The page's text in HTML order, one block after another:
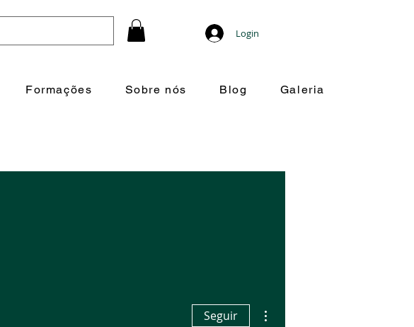
Login
Formações Sobre nós Blog Galeria
Seguir